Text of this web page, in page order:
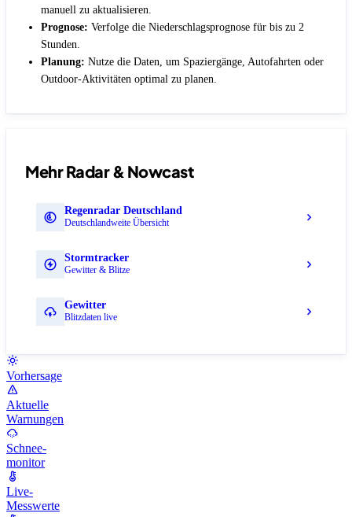
manuell zu aktualisieren.
Prognose: Verfolge die Niederschlagsprognose für bis zu 2
Stunden.
Planung: Nutze die Daten, um Spaziergänge, Autofahrten oder
Outdoor-Aktivitäten optimal zu planen.
Mehr Radar & Nowcast
Regenradar Deutschland
Deutschlandweite Übersicht
Stormtracker
Gewitter & Blitze
Gewitter
Blitzdaten live
Vorhersage
Aktuelle
Warnungen
Schnee-
monitor
Live-
Messwerte